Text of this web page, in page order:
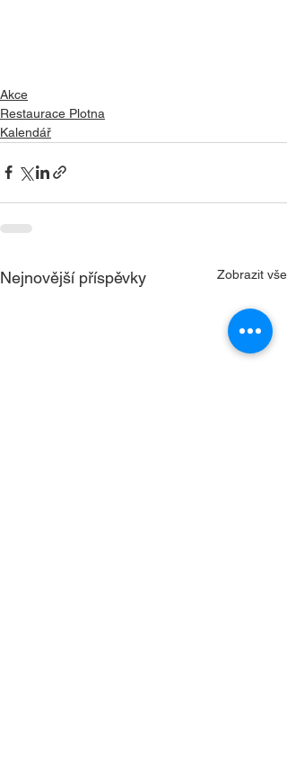
Akce
Restaurace Plotna
Kalendář
Nejnovější příspěvky Zobrazit vše